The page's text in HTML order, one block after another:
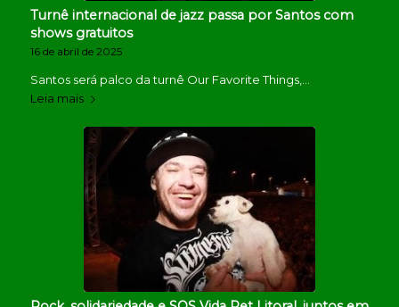
Turnê internacional de jazz passa por Santos com
shows gratuitos
16 de abril de 2025
Santos será palco da turnê Our Favorite Things,…
Leia mais